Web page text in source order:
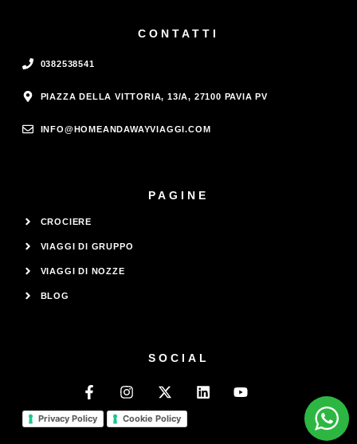
CONTATTI
0382538541
PIAZZA DELLA VITTORIA, 13/A, 27100 PAVIA PV
INFO@HOMEANDAWAYVIAGGI.COM
PAGINE
CROCIERE
VIAGGI DI GRUPPO
VIAGGI DI NOZZE
BLOG
SOCIAL
Privacy Policy Cookie Policy